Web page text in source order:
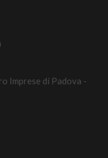
Imprese di Padova -